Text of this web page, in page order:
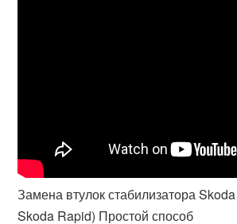
Замена втулок стабилизатора
Skoda Rapid) Простой способ